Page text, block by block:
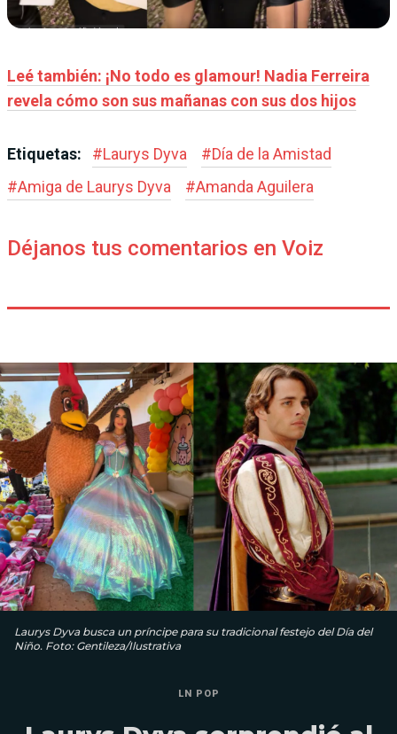
Leé también: ¡No todo es glamour! Nadia Ferreira
revela cómo son sus mañanas con sus dos hijos
Etiquetas: #Laurys Dyva #Día de la Amistad
#Amiga de Laurys Dyva #Amanda Aguilera
Déjanos tus comentarios en Voiz
Laurys Dyva busca un príncipe para su tradicional festejo del Día del
Niño. Foto: Gentileza/Ilustrativa
LN POP